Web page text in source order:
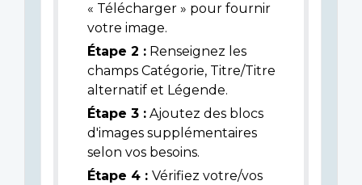
« Télécharger » pour fournir
votre image.
Étape 2 : Renseignez les
champs Catégorie, Titre/Titre
alternatif et Légende.
Étape 3 : Ajoutez des blocs
d'images supplémentaires
selon vos besoins.
Étape 4 : Vérifiez votre/vos